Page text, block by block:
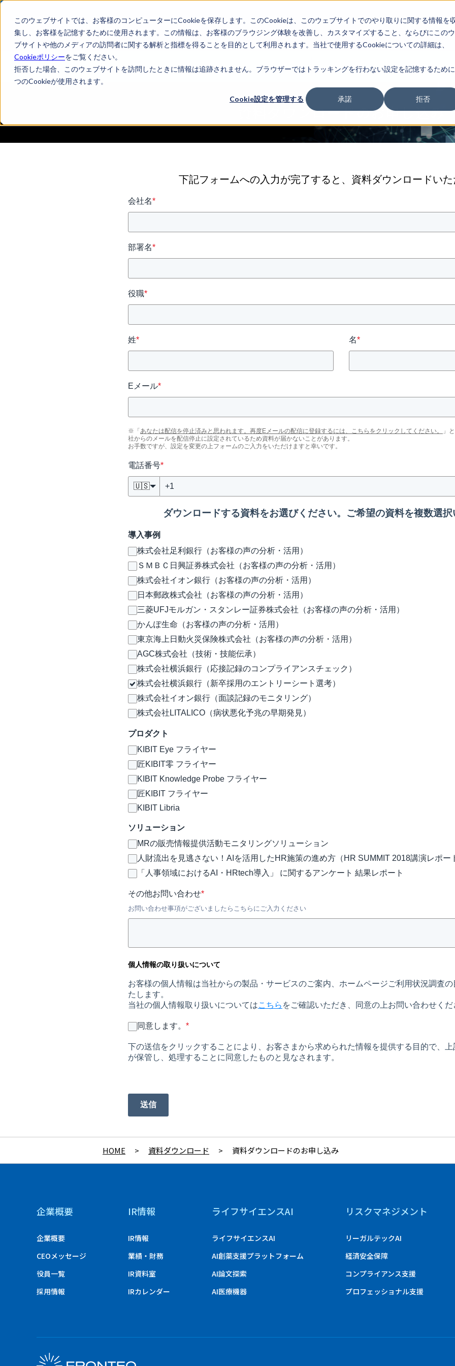
このウェブサイトでは、お客様のコンピューターにCookieを保存します。このCookieは、このウェブサイトでのやり取りに関する情報を
集し、お客様を記憶するために使用されます。この情報は、お客様のブラウジング体験を改善し、カスタマイズすること、ならびにこの
ブサイトや他のメディアの訪問者に関する解析と指標を得ることを目的として利用されます。当社で使用するCookieについての詳細は、
Cookieポリシーをご覧ください。
拒否した場合、このウェブサイトを訪問したときに情報は追跡されません。ブラウザーではトラッキングを行わない設定を記憶するため
つのCookieが使用されます。
Cookie設定を管理する 承諾 拒否
企業情
報
IR情報 ライフ
Business Intelligence Top
ン
ス
導入事例・実
資料ダウンロードのお申し込み
下記フォームへの入力が完了すると、資料ダウンロードい
会社名*
部署名*
役職*
姓* 名*
Eメール*
※「 あなたは配信を停止済みと思われます。再度Eメールの配信に登録するには、こちらをクリックしてください。
」
社からのメールを配信停止に設定されているため資料が届かないことがあります。
お手数ですが、設定を変更の上フォームのご入力をいただけますと幸いです。
電話番号*
🇺🇸
ダウンロードする資料をお選びください。ご希望の資料を複数選
導入事例
株式会社足利銀行（お客様の声の分析・活用）
ＳＭＢＣ日興証券株式会社（お客様の声の分析・活用）
株式会社イオン銀行（お客様の声の分析・活用）
日本郵政株式会社（お客様の声の分析・活用）
三菱UFJモルガン・スタンレー証券株式会社（お客様の声の分析・活用）
かんぽ生命（お客様の声の分析・活用）
東京海上日動火災保険株式会社（お客様の声の分析・活用）
AGC株式会社（技術・技能伝承）
株式会社横浜銀行（応接記録のコンプライアンスチェック）
株式会社横浜銀行（新卒採用のエントリーシート選考）
株式会社イオン銀行（面談記録のモニタリング）
株式会社LITALICO（病状悪化予兆の早期発見）
プロダクト
KIBIT Eye フライヤー
匠KIBIT零 フライヤー
KIBIT Knowledge Probe フライヤー
匠KIBIT フライヤー
KIBIT Libria
ソリューション
MRの販売情報提供活動モニタリングソリューション
人財流出を見逃さない！AIを活用したHR施策の進め方（HR SUMMIT 2018講演レポー
「人事領域におけるAI・HRtech導入」 に関するアンケート 結果レポート
その他お問い合わせ*
お問い合わせ事項がございましたらこちらにご入力ください
個人情報の取り扱いについて
お客様の個人情報は当社からの製品・サービスのご案内、ホームページご利用状況調査
たします。
当社の個人情報取り扱いについてはこちら をご確認いただき、同意の上お問い合わせくだ
同意します。 *
下の送信をクリックすることにより、お客さまから求められた情報を提供する目的で、
が保管し、処理することに同意したものと見なされます。
送信
HOME > 資料ダウンロード > 資料ダウンロードのお申し込み
企業概要
企業概要
CEOメッセージ
役員一覧
採用情報
IR情報
IR情報
業績・財務
IR資料室
IRカレンダー
ライフサイエンスAI
ライフサイエンスAI
AI創薬支援プラットフォーム
AI論文探索
AI医療機器
リスクマネジメント
リーガルテックAI
経済安全保障
コンプライアンス支援
プロフェッショナル支援